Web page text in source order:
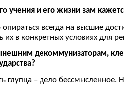
учения и его жизни вам
всегда на высшие
их в конкретных условиях для
декоммунизаторам,
глупца – дело